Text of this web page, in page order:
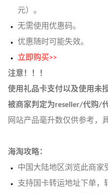
元）。
无需使用优惠码。
优惠随时可能失效。
立即购买>>
注意！！！
使用礼品卡支付以及使用未
被商家判定为reseller/代购/
网站产品毫升数仅供参考，
海淘攻略：
中国大陆地区浏览此商家
支持国卡转运地址下单，